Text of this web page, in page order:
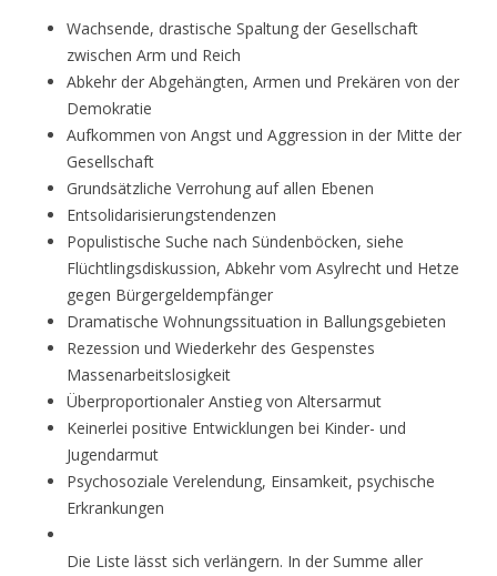
Wachsende, drastische Spaltung der Gesellschaft
zwischen Arm und Reich
Abkehr der Abgehängten, Armen und Prekären von der
Demokratie
Aufkommen von Angst und Aggression in der Mitte der
Gesellschaft
Grundsätzliche Verrohung auf allen Ebenen
Entsolidarisierungstendenzen
Populistische Suche nach Sündenböcken, siehe
Flüchtlingsdiskussion, Abkehr vom Asylrecht und Hetze
gegen Bürgergeldempfänger
Dramatische Wohnungssituation in Ballungsgebieten
Rezession und Wiederkehr des Gespenstes
Massenarbeitslosigkeit
Überproportionaler Anstieg von Altersarmut
Keinerlei positive Entwicklungen bei Kinder- und
Jugendarmut
Psychosoziale Verelendung, Einsamkeit, psychische
Erkrankungen
Die Liste lässt sich verlängern. In der Summe aller